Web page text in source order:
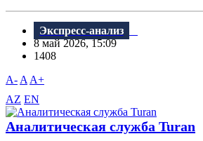
Экспресс-анализ
8 май 2026, 15:09
1408
A- A A+
AZ EN
Аналитическая служба Turan